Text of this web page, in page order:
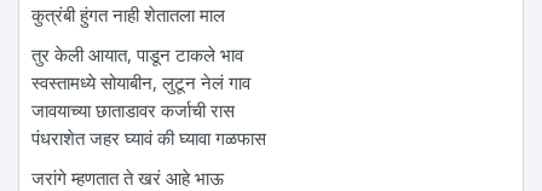
कुत्रंबी हुंगत नाही शेतातला माल
तुर केली आयात, पाडून टाकले भाव
स्वस्तामध्ये सोयाबीन, लुटून नेलं गाव
जावयाच्या छाताडावर कर्जाची रास
पंधराशेत जहर घ्यावं की घ्यावा गळफास
जरांगे म्हणतात ते खरं आहे भाऊ